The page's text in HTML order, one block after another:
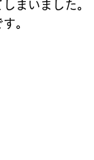
まいました。
。